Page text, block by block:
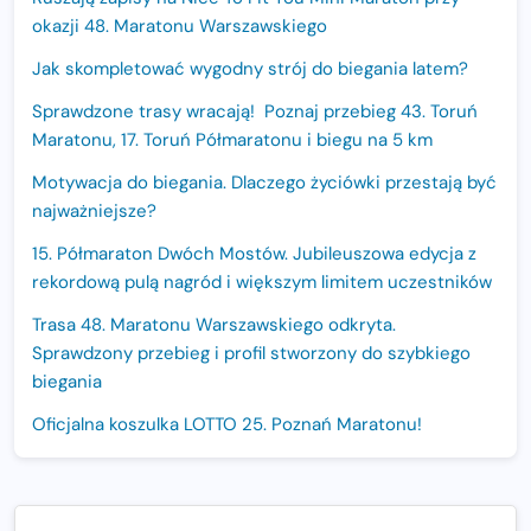
okazji 48. Maratonu Warszawskiego
Jak skompletować wygodny strój do biegania latem?
Sprawdzone trasy wracają! Poznaj przebieg 43. Toruń
Maratonu, 17. Toruń Półmaratonu i biegu na 5 km
Motywacja do biegania. Dlaczego życiówki przestają być
najważniejsze?
15. Półmaraton Dwóch Mostów. Jubileuszowa edycja z
rekordową pulą nagród i większym limitem uczestników
Trasa 48. Maratonu Warszawskiego odkryta.
Sprawdzony przebieg i profil stworzony do szybkiego
biegania
Oficjalna koszulka LOTTO 25. Poznań Maratonu!